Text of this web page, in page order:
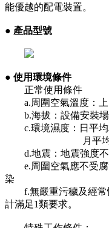
能優越的配電裝置。
● 產品型號
● 使用環境條件
正常使用條件
a.周圍空氣溫度：上
b.海拔：設備安裝場
c.環境濕度：日平均
月平均相對濕
d.地震：地震強度不
e.周圍空氣應不受腐
染
f.無嚴重污穢及經常
計滿足1類要求。